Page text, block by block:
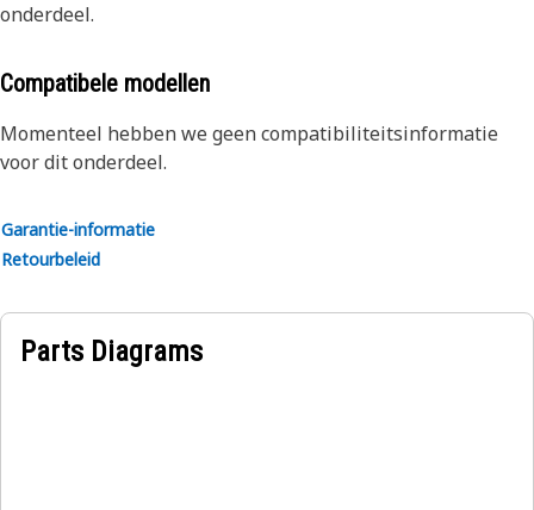
onderdeel.
Compatibele modellen
Momenteel hebben we geen compatibiliteitsinformatie
voor dit onderdeel.
Garantie-informatie
Retourbeleid
Parts Diagrams